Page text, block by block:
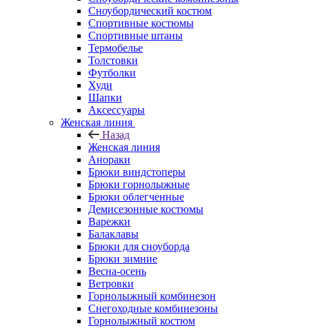
Сноубордический костюм
Спортивные костюмы
Спортивные штаны
Термобелье
Толстовки
Футболки
Худи
Шапки
Аксессуары
Женская линия
Назад
Женская линия
Анораки
Брюки виндстоперы
Брюки горнолыжные
Брюки облегченные
Демисезонные костюмы
Варежки
Балаклавы
Брюки для сноуборда
Брюки зимние
Весна-осень
Ветровки
Горнолыжный комбинезон
Снегоходные комбинезоны
Горнолыжный костюм